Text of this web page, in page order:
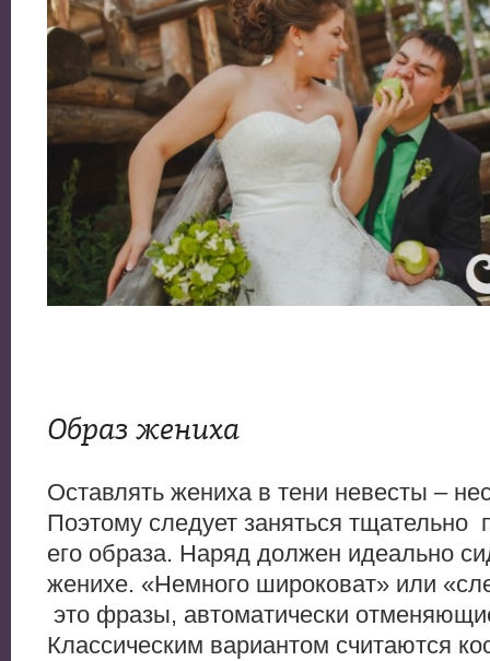
Образ жениха
Оставлять жениха в тени невесты –
Поэтому следует заняться тщательно
его образа. Наряд должен идеально
женихе. «Немного широковат» или
это фразы, автоматически
Классическим вариантом считаются